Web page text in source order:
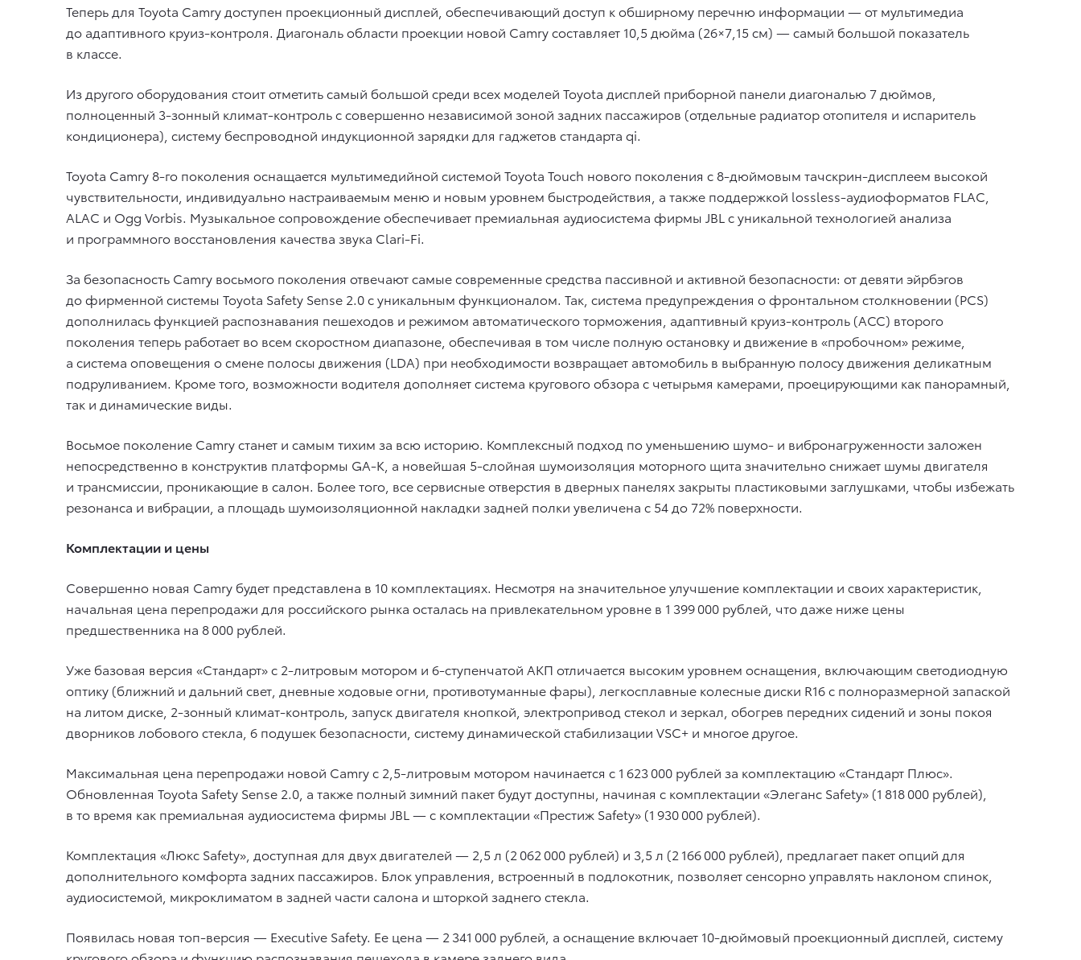
Теперь для Toyota Camry доступен проекционный дисплей, обеспечивающий доступ к обширному перечню информации — от мультимедиа
до адаптивного круиз-контроля. Диагональ области проекции новой Camry составляет 10,5 дюйма (26×7,15 cм) — самый большой показатель
в классе.
Из другого оборудования стоит отметить самый большой среди всех моделей Toyota дисплей приборной панели диагональю 7 дюймов,
полноценный 3-зонный климат-контроль с совершенно независимой зоной задних пассажиров (отдельные радиатор отопителя и испаритель
кондиционера), систему беспроводной индукционной зарядки для гаджетов стандарта qi.
Toyota Camry 8-го поколения оснащается мультимедийной системой Toyota Touch нового поколения с 8-дюймовым тачскрин-дисплеем высокой
чувствительности, индивидуально настраиваемым меню и новым уровнем быстродействия, а также поддержкой lossless-аудиоформатов FLAC,
ALAC и Ogg Vorbis. Музыкальное сопровождение обеспечивает премиальная аудиосистема фирмы JBL с уникальной технологией анализа
и программного восстановления качества звука Clari-Fi.
За безопасность Camry восьмого поколения отвечают самые современные средства пассивной и активной безопасности: от девяти эйрбэгов
до фирменной системы Toyota Safety Sense 2.0 с уникальным функционалом. Так, система предупреждения о фронтальном столкновении (PCS)
дополнилась функцией распознавания пешеходов и режимом автоматического торможения, адаптивный круиз-контроль (АСС) второго
поколения теперь работает во всем скоростном диапазоне, обеспечивая в том числе полную остановку и движение в «пробочном» режиме,
а система оповещения о смене полосы движения (LDA) при необходимости возвращает автомобиль в выбранную полосу движения деликатным
подруливанием. Кроме того, возможности водителя дополняет система кругового обзора с четырьмя камерами, проецирующими как панорамный,
так и динамические виды.
Восьмое поколение Camry станет и самым тихим за всю историю. Комплексный подход по уменьшению шумо- и вибронагруженности заложен
непосредственно в конструктив платформы GA-K, а новейшая 5-слойная шумоизоляция моторного щита значительно снижает шумы двигателя
и трансмиссии, проникающие в салон. Более того, все сервисные отверстия в дверных панелях закрыты пластиковыми заглушками, чтобы избежать
резонанса и вибрации, а площадь шумоизоляционной накладки задней полки увеличена с 54 до 72% поверхности.
Комплектации и цены
Совершенно новая Camry будет представлена в 10 комплектациях. Несмотря на значительное улучшение комплектации и своих характеристик,
начальная цена перепродажи для российского рынка осталась на привлекательном уровне в 1 399 000 рублей, что даже ниже цены
предшественника на 8 000 рублей.
Уже базовая версия «Стандарт» с 2-литровым мотором и 6-ступенчатой АКП отличается высоким уровнем оснащения, включающим светодиодную
оптику (ближний и дальний свет, дневные ходовые огни, противотуманные фары), легкосплавные колесные диски R16 c полноразмерной запаской
на литом диске, 2-зонный климат-контроль, запуск двигателя кнопкой, электропривод стекол и зеркал, обогрев передних сидений и зоны покоя
дворников лобового стекла, 6 подушек безопасности, систему динамической стабилизации VSC+ и многое другое.
Максимальная цена перепродажи новой Camry c 2,5-литровым мотором начинается с 1 623 000 рублей за комплектацию «Стандарт Плюс».
Обновленная Toyota Safety Sense 2.0, а также полный зимний пакет будут доступны, начиная с комплектации «Элеганс Safety» (1 818 000 рублей),
в то время как премиальная аудиосистема фирмы JBL — с комплектации «Престиж Safety» (1 930 000 рублей).
Комплектация «Люкс Safety», доступная для двух двигателей — 2,5 л (2 062 000 рублей) и 3,5 л (2 166 000 рублей), предлагает пакет опций для
дополнительного комфорта задних пассажиров. Блок управления, встроенный в подлокотник, позволяет сенсорно управлять наклоном спинок,
аудиосистемой, микроклиматом в задней части салона и шторкой заднего стекла.
Появилась новая топ-версия — Executive Safety. Ее цена — 2 341 000 рублей, а оснащение включает 10-дюймовый проекционный дисплей, систему